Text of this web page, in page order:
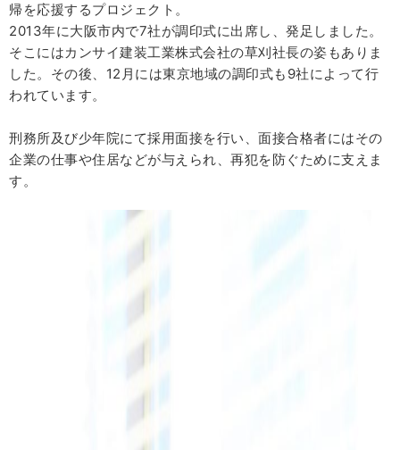
帰を応援するプロジェクト。
2013年に大阪市内で7社が調印式に出席し、発足しました。
そこにはカンサイ建装工業株式会社の草刈社長の姿もありま
した。その後、12月には東京地域の調印式も9社によって行
われています。
刑務所及び少年院にて採用面接を行い、面接合格者にはその
企業の仕事や住居などが与えられ、再犯を防ぐために支えま
す。